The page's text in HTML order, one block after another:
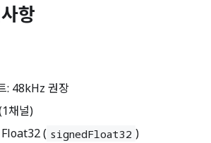
항
: 48kHz 권장
채널)
Float32 ( signedFloat32 )